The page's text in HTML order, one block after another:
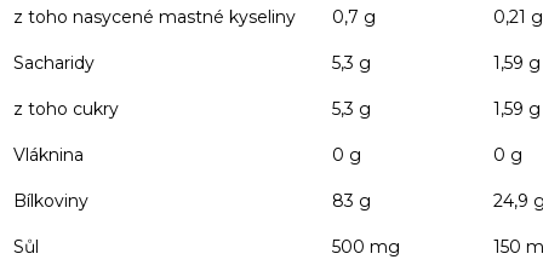
z toho nasycené mastné kyseliny 0,7 g 0,21 g
Sacharidy 5,3 g 1,59 g
z toho cukry 5,3 g 1,59 g
Vláknina 0 g 0 g
Bílkoviny 83 g 24,9
Sůl 500 mg 150